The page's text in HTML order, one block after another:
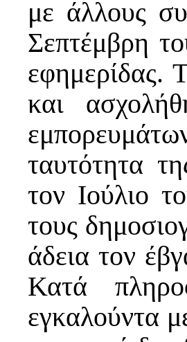
με άλλους
Σεπτέμβρη
εφημερίδας.
και
ταυτότητα
τον Ιούλιο
τους
άδεια τον
Κατά
εγκαλούντα